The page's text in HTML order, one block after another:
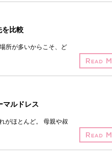
を比較
所が多いからこそ、ど
マルドレス
がほとんど。 母親や叔